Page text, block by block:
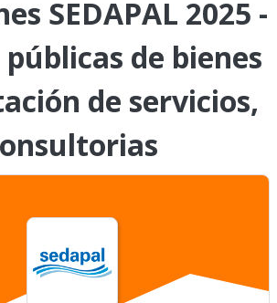
SEDAPAL 2025 -
de bienes
de servicios,